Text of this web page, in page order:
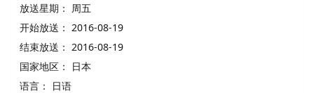
放送星期：
周五
开始放送： 2016-08-19
结束放送： 2016-08-19
国家地区：
日本
语言：
日语